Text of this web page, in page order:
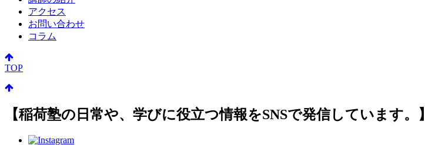
アクセス
お問い合わせ
コラム
TOP
【稲荷塾の日常や、学びに役立つ情報をSNSで発信しています。】